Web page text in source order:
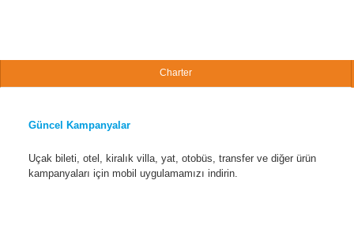
Charter
Güncel Kampanyalar
Uçak bileti, otel, kiralık villa, yat, otobüs, transfer ve diğer ürün
kampanyaları için mobil uygulamamızı indirin.